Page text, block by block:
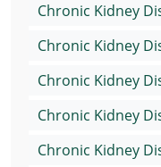
Chronic Kidney
Chronic Kidney
Chronic Kidney
Chronic Kidney
Chronic Kidney